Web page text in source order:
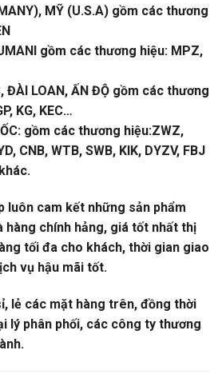
MỸ (U.S.A) gồm các thương
gồm các thương hiệu: MPZ,
ĐÀI LOAN, ẤN ĐỘ gồm các thương
KG, KEC…
gồm các thương hiệu:ZWZ,
CNB, WTB, SWB, KIK, DYZV, FBJ
luôn cam kết những sản phẩm
hàng chính hảng, giá tốt nhất thị
tối đa cho khách, thời gian giao
vụ hậu mãi tốt.
lẻ các mặt hàng trên, đồng thời
lý phân phối, các công ty thương